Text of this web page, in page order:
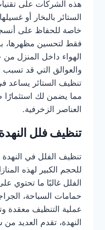
هذه الشركات على
الستائر بالبخار أو
خاصة للحفاظ على
فقط لتحسين مظهرها،
الهواء داخل المنزل من
والعوالق التي قد
تنظيف الستائر يساعد
مما يضمن لك استثمارًا
العناصر الزخرفية.
تنظيف فلل
تنظيف الفلل في النهدة
للحجم الكبير لهذه
الفلل غالبًا ما
حمامات السباحة،
عملية التنظيف معقدة
النهدة، تقدم العديد